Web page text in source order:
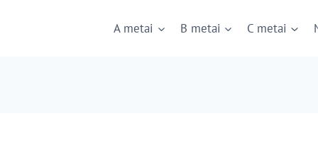
A metai B metai C metai